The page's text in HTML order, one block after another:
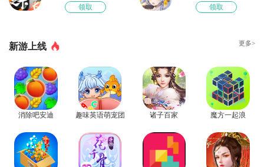
领取
领取
新游上线 更多>
消除吧安迪 趣味英语萌宠团 诸子百家 魔方一起浪